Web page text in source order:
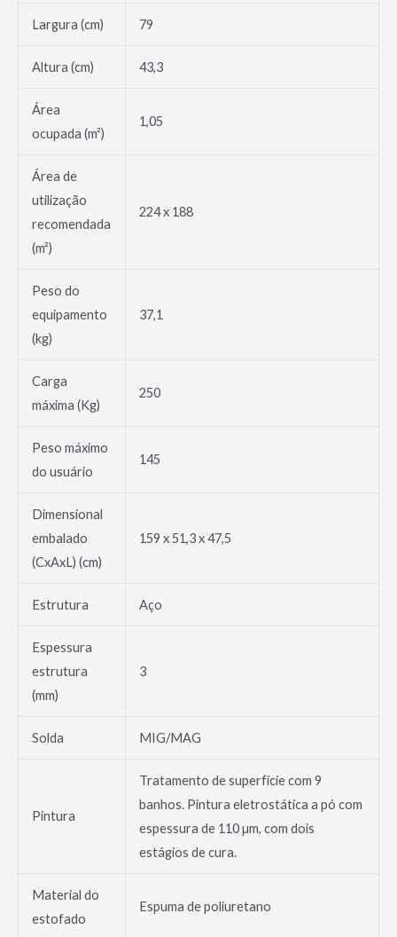
Largura (cm) 79
Altura (cm) 43,3
Área
ocupada (m²)
1,05
Área de
utilização
recomendada
(m²)
224 x 188
Peso do
equipamento
(kg)
37,1
Carga
máxima (Kg)
250
Peso máximo
do usuário
145
Dimensional
embalado
(CxAxL) (cm)
159 x 51,3 x 47,5
Estrutura Aço
Espessura
estrutura
(mm)
3
Solda MIG/MAG
Pintura
Tratamento de superfície com 9
banhos. Pintura eletrostática a pó com
espessura de 110 µm, com dois
estágios de cura.
Material do
estofado
Espuma de poliuretano